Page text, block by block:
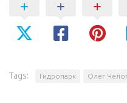
Tags: Гидропарк Олег